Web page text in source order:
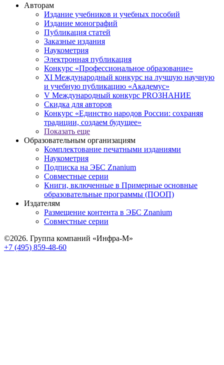
Авторам
Издание учебников и учебных пособий
Издание монографий
Публикация статей
Заказные издания
Наукометрия
Электронная публикация
Конкурс «Профессиональное образование»
XI Международный конкурс на лучшую научную
и учебную публикацию «Академус»
V Международный конкурс PROЗНАНИЕ
Скидка для авторов
Конкурс «Единство народов России: сохраняя
традиции, создаем будущее»
Показать еще
Образовательным организациям
Комплектование печатными изданиями
Наукометрия
Подписка на ЭБС Znanium
Совместные серии
Книги, включенные в Примерные основные
образовательные программы (ПООП)
Издателям
Размещение контента в ЭБС Znanium
Совместные серии
©2026. Группа компаний «Инфра-М»
+7 (495) 859-48-60